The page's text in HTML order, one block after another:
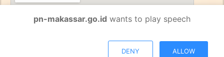
pn-makassar.go.id wants to play speech
DENY ALLOW